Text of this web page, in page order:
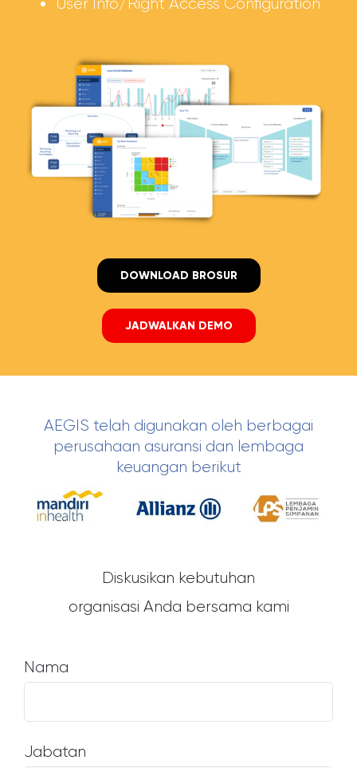
DOWNLOAD BROSUR
JADWALKAN DEMO
AEGIS telah digunakan oleh berbagai
perusahaan asuransi dan lembaga
keuangan berikut
Diskusikan kebutuhan
organisasi Anda bersama kami
Nama
Jabatan